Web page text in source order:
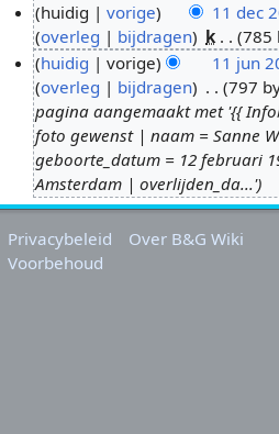
1
1
2
huidig vorige 11 dec
overleg
bijdragen k 785
G
e
e
n
b
e
w
2
0
1
huidig vorige 11 jun
overleg
bijdragen 797
pagina aangemaakt met '{{
foto gewenst | naam = Sanne
geboorte_datum = 12 februari
Amsterdam | overlijden_da...'
Privacybeleid
Over B&G Wiki
Voorbehoud